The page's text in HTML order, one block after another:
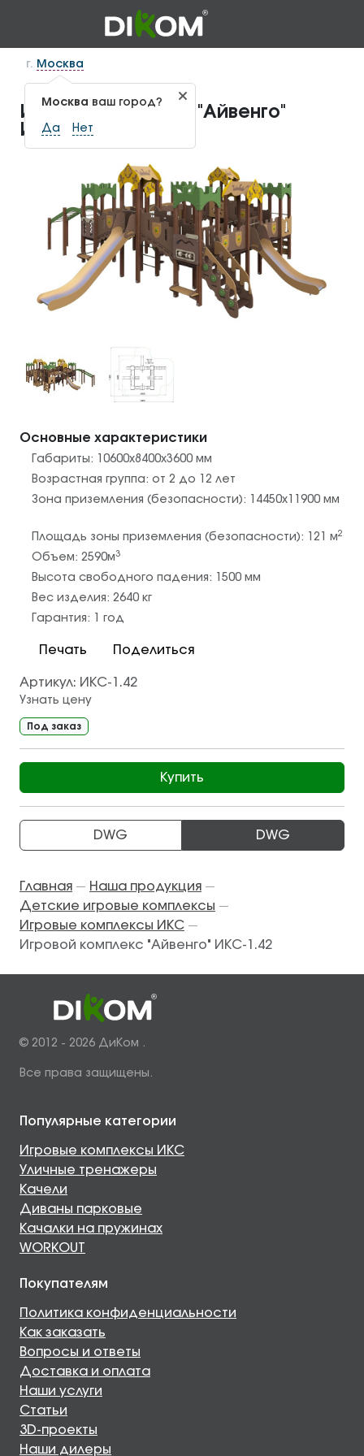
г. Москва
Москва ваш город?
Да Нет
Игровой комплекс "Айвенго"
ИКС-1.42
Основные характеристики
Габариты: 10600х8400х3600 мм
Возрастная группа: от 2 до 12 лет
Зона приземления (безопасности):
14450х11900 мм
Площадь зоны приземления (безопасности): 121 м2
Объем: 2590м3
Высота свободного падения: 1500мм
Вес изделия: 2640 кг
Гарантия:
1 год
Печать Поделиться
Артикул: ИКС-1.42
Узнать цену
Под заказ
Купить
DWG DWG
Главная — Наша продукция —
Детские игровые комплексы —
Игровые комплексы ИКС —
Игровой комплекс "Айвенго" ИКС-1.42
© 2012 - 2026 ДиКом .
Все права защищены.
Популярные категории
Игровые комплексы ИКС
Уличные тренажеры
Качели
Диваны парковые
Качалки на пружинах
WORKOUT
Покупателям
Политика конфиденциальности
Как заказать
Вопросы и ответы
Доставка и оплата
Наши услуги
Статьи
3D-проекты
Наши дилеры